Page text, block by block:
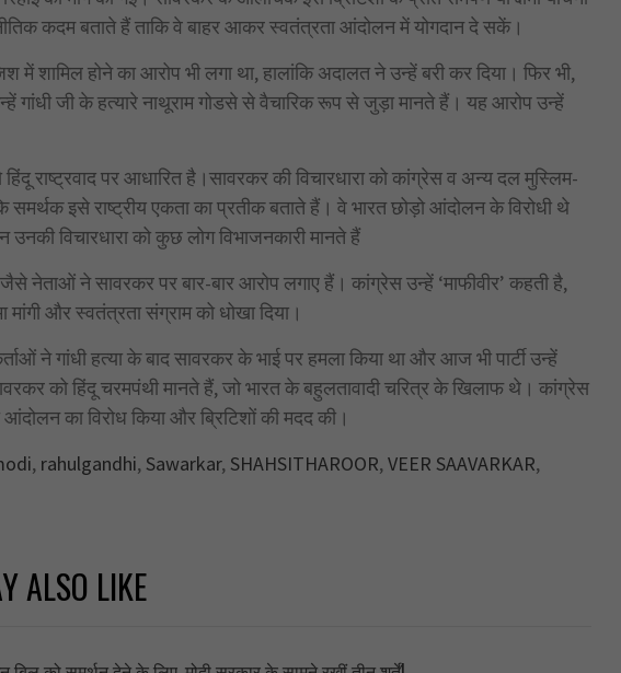
कदम बताते हैं ताकि वे बाहर आकर स्वतंत्रता आंदोलन में योगदान दे सकें।
में शामिल होने का आरोप भी लगा था, हालांकि अदालत ने उन्हें बरी कर दिया। फिर भी,
गांधी जी के हत्यारे नाथूराम गोडसे से वैचारिक रूप से जुड़ा मानते हैं। यह आरोप उन्हें
राष्ट्रवाद पर आधारित है।सावरकर की विचारधारा को कांग्रेस व अन्य दल मुस्लिम-
समर्थक इसे राष्ट्रीय एकता का प्रतीक बताते हैं। वे भारत छोड़ो आंदोलन के विरोधी थे
विचारधारा को कुछ लोग विभाजनकारी मानते हैं
नेताओं ने सावरकर पर बार-बार आरोप लगाए हैं। कांग्रेस उन्हें ‘माफीवीर’ कहती है,
मांगी और स्वतंत्रता संग्राम को धोखा दिया।
ने गांधी हत्या के बाद सावरकर के भाई पर हमला किया था और आज भी पार्टी उन्हें
को हिंदू चरमपंथी मानते हैं, जो भारत के बहुलतावादी चरित्र के खिलाफ थे। कांग्रेस
का विरोध किया और ब्रिटिशों की मदद की।
, rahulgandhi, Sawarkar, SHAHSITHAROOR,VEER SAAVARKAR,
ALSO LIKE